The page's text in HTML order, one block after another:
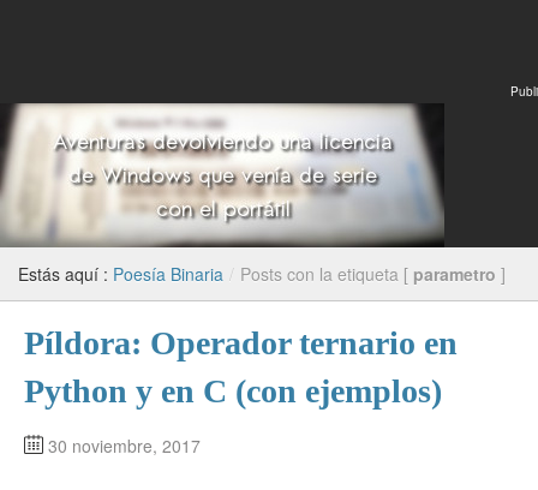
Publi
Estás aquí : Poesía Binaria / Posts con la etiqueta [ parametro ]
Píldora: Operador ternario en
Python y en C (con ejemplos)
30 noviembre, 2017